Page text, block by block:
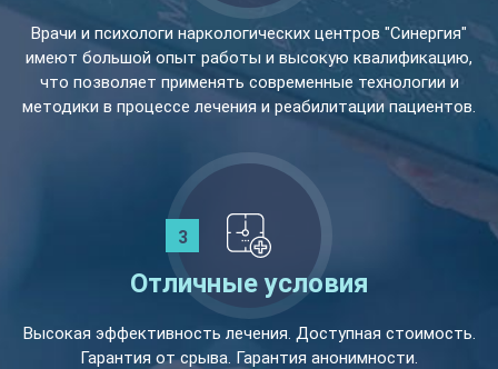
Врачи и психологи наркологических центров "Синергия"
имеют большой опыт работы и высокую квалификацию,
что позволяет применять современные технологии и
методики в процессе лечения и реабилитации пациентов.
Отличные условия
Высокая эффективность лечения. Доступная стоимость.
Гарантия от срыва. Гарантия анонимности.